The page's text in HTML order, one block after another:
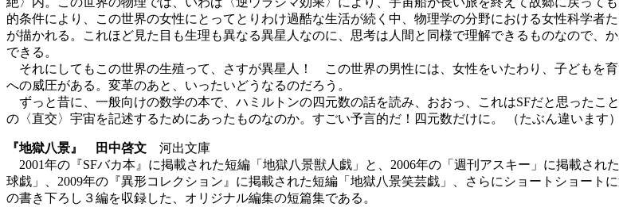
的条件により、この世界の女性にとってとりわけ過酷な生活が続く中、物理学の分野における女性科学
が描かれる。これほど見た目も生理も異なる異星人なのに、思考は人間と同様で理解できるものなので
できる。
それにしてもこの世界の生殖って、さすが異星人！ この世界の男性には、女性をいたわり、子どもを
への威圧がある。変革のあと、いったいどうなるのだろう。
ずっと昔に、一般向けの数学の本で、ハミルトンの四元数の話を読み、おおっ、これはSFだと思ったこ
の〈直交〉宇宙を記述するためにあったものなのか。すごい予言的だ！四元数だけに。 （たぶん違います）
『地獄八景』 田中啓文 河出文庫
2001年の『SFバカ本』に掲載された短編「地獄八景獣人戯」と、2006年の「週刊アスキー」に掲載され
球戯」、2009年の『異形コレクション』に掲載された短編「地獄八景笑芸戯」、さらにショートショート
の書き下ろし３編を収録した、オリジナル編集の短篇集である。